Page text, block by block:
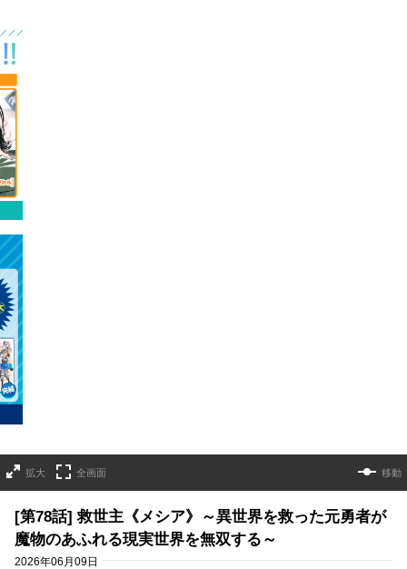
拡大 全画面 移動
[第78話] 救世主《メシア》～異世界を救った元勇者が
魔物のあふれる現実世界を無双する～
2026年06月09日